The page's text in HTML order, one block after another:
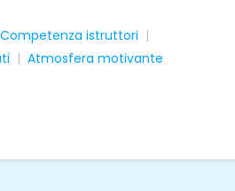
Competenza istruttori
Atmosfera motivante